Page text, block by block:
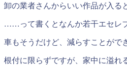
卸の業者さんからいい作品が入る
……って書くとなんか若干エセレ
車もそうだけど、減らすことがで
根付に限らずですが、家中に溢れ